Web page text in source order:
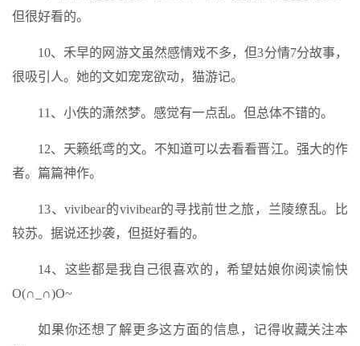
但很好看的。
10、禾早的网游文虽然感情戏不多，但3分情7分故事，
很吸引人。她的文如宠宠欲动，猫游记。
11、小佚的潇然梦。感觉有一点乱。但总体不错的。
12、天籁纸鸢的文。不知道可以去看看晋江。强大的作
者。篇篇神作。
13、vivibear的vivibear的寻找前世之旅，兰陵缭乱。比
较苏。据说还抄袭，但挺好看的。
14、这些都是我自己很喜欢的，希望姑娘你阅读愉快
O(∩_∩)O~
如果你还想了解更多这方面的信息，记得收藏关注本